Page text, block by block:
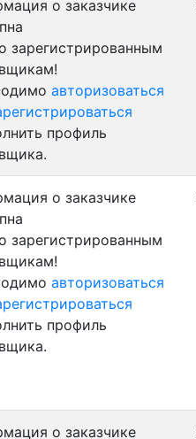
о заказчике
зарегистрированным
авторизоваться
профиль
о заказчике
зарегистрированным
авторизоваться
профиль
о заказчике